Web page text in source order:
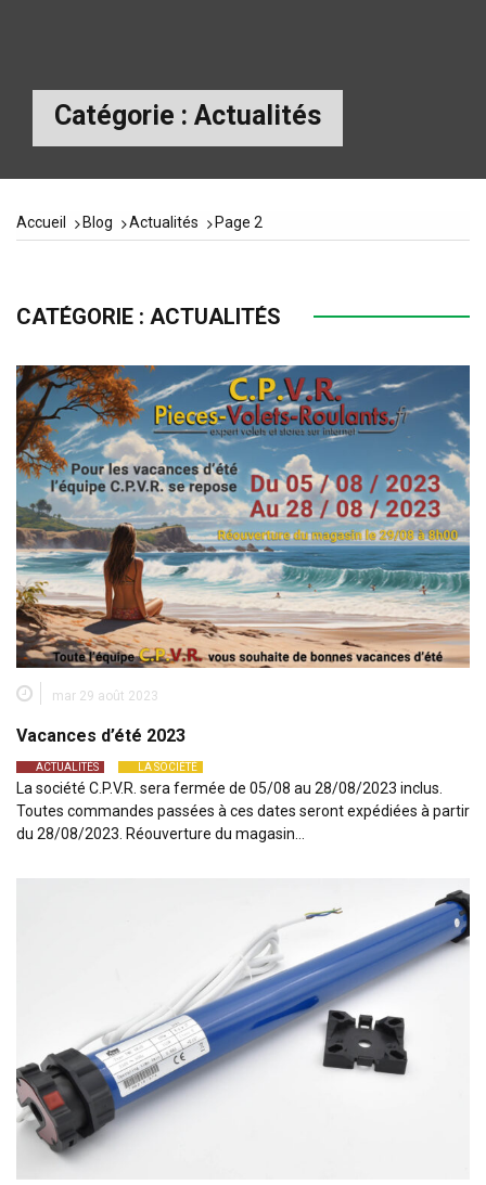
Catégorie : Actualités
Accueil Blog Actualités Page 2
CATÉGORIE : ACTUALITÉS
mar 29 août 2023
Vacances d’été 2023
ACTUALITÉS LA SOCIÉTÉ
La société C.P.V.R. sera fermée de 05/08 au 28/08/2023 inclus.
Toutes commandes passées à ces dates seront expédiées à partir
du 28/08/2023. Réouverture du magasin…
Navigation
des
articles